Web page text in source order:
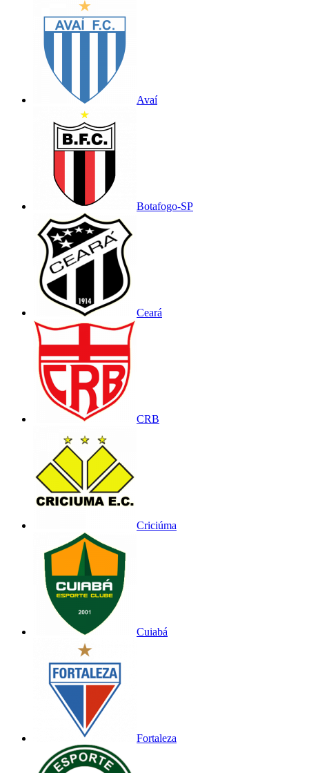
Avaí
Botafogo-SP
Ceará
CRB
Criciúma
Cuiabá
Fortaleza